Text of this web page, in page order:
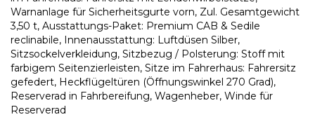
Warnanlage für Sicherheitsgurte vorn, Zul. Gesamtgewicht
3,50 t, Ausstattungs-Paket: Premium CAB & Sedile
reclinabile, Innenausstattung: Luftdüsen Silber,
Sitzsockelverkleidung, Sitzbezug / Polsterung: Stoff mit
farbigem Seitenzierleisten, Sitze im Fahrerhaus: Fahrersitz
gefedert, Heckflügeltüren (Öffnungswinkel 270 Grad),
Reserverad in Fahrbereifung, Wagenheber, Winde für
Reserverad